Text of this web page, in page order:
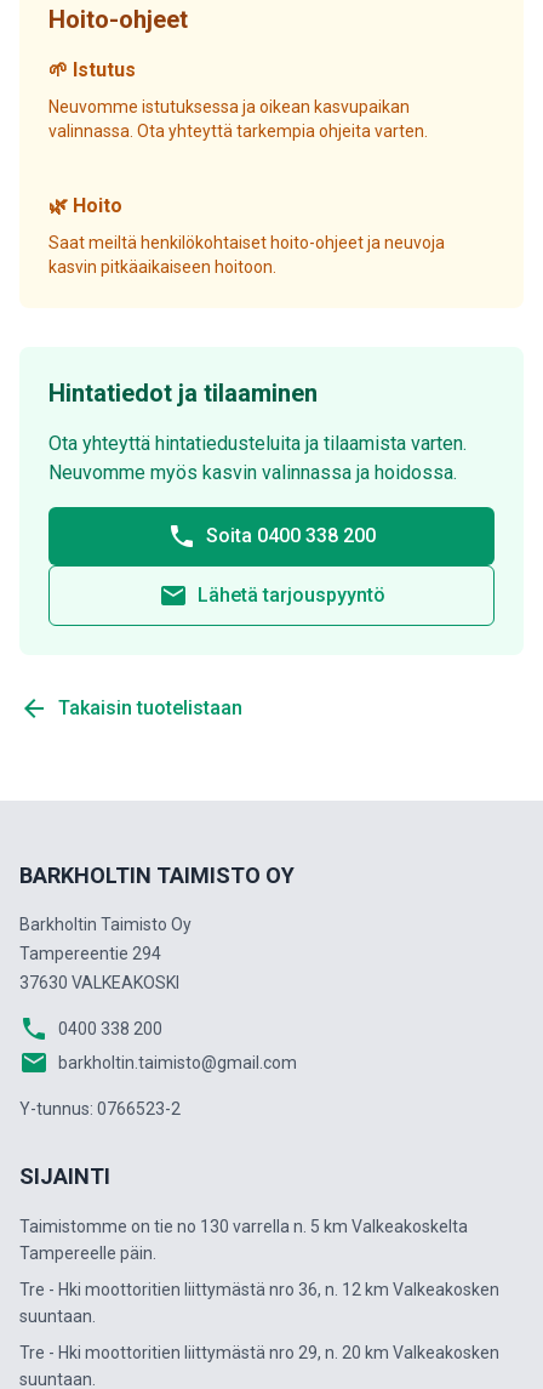
Hoito-ohjeet
🌱 Istutus
Neuvomme istutuksessa ja oikean kasvupaikan
valinnassa. Ota yhteyttä tarkempia ohjeita varten.
🌿 Hoito
Saat meiltä henkilökohtaiset hoito-ohjeet ja neuvoja
kasvin pitkäaikaiseen hoitoon.
Hintatiedot ja tilaaminen
Ota yhteyttä hintatiedusteluita ja tilaamista varten.
Neuvomme myös kasvin valinnassa ja hoidossa.
phone Soita 0400 338 200
email Lähetä tarjouspyyntö
arrow_back Takaisin tuotelistaan
BARKHOLTIN TAIMISTO OY
Barkholtin Taimisto Oy
Tampereentie 294
37630 VALKEAKOSKI
phone 0400 338 200
email barkholtin.taimisto@gmail.com
Y-tunnus: 0766523-2
SIJAINTI
Taimistomme on tie no 130 varrella n. 5 km Valkeakoskelta
Tampereelle päin.
Tre - Hki moottoritien liittymästä nro 36, n. 12 km Valkeakosken
suuntaan.
Tre - Hki moottoritien liittymästä nro 29, n. 20 km Valkeakosken
suuntaan.